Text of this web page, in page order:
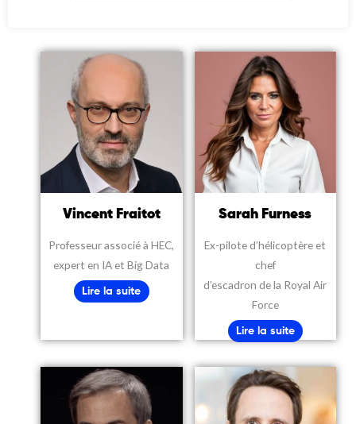
Vincent Fraitot
Professeur associé à HEC,
expert en IA et Big Data
Lire la suite
Sarah Furness
Ex-pilote d’hélicoptère et
chef
d’escadron de la Royal Air
Force
Lire la suite